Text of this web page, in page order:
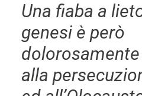
Una fiaba a
genesi è però
alla